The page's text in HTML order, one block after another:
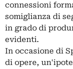
connessioni
somiglianza di
in grado di
evidenti.
In occasione di
di opere,